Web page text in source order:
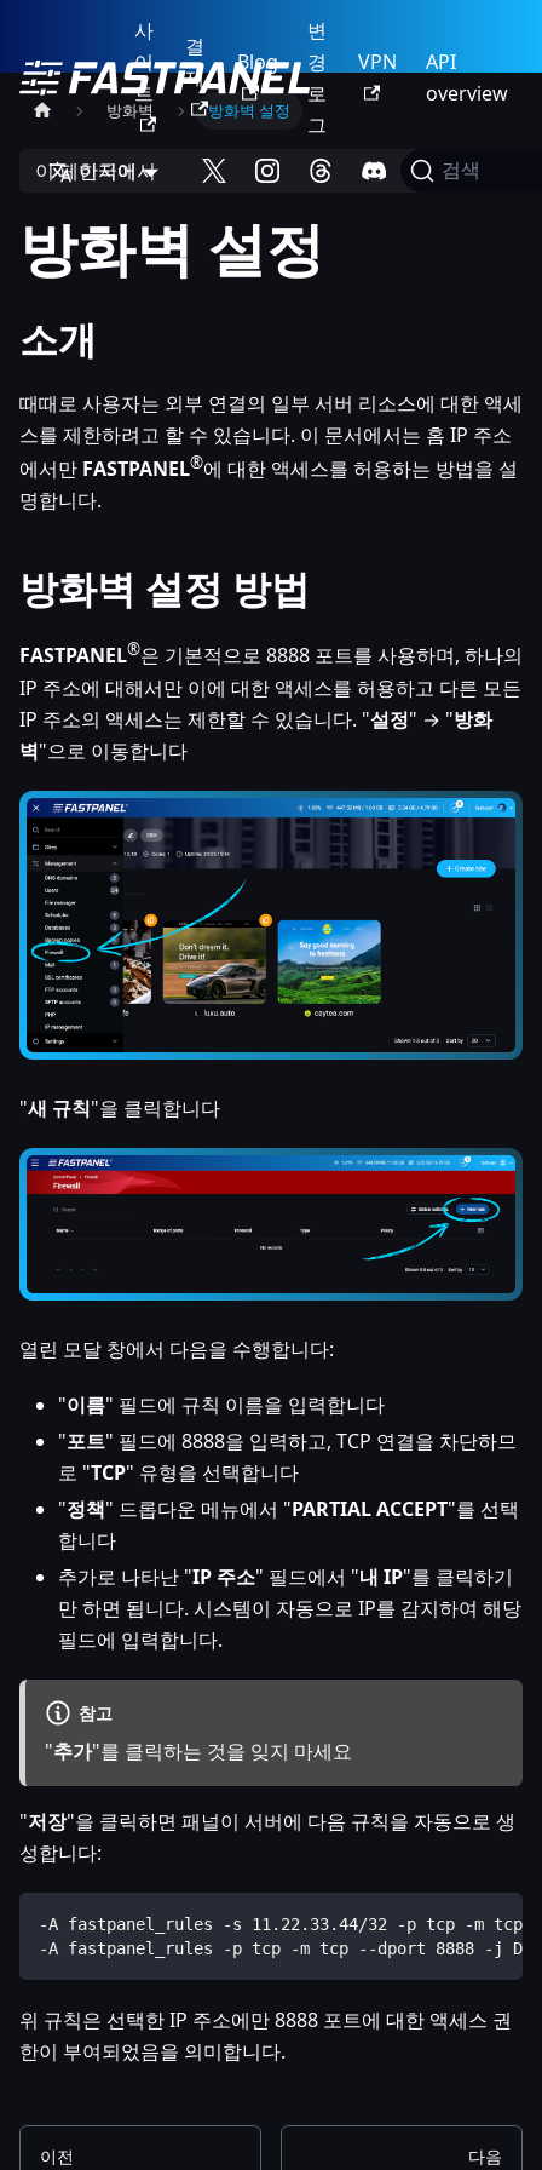
사
이
트
결
제
Blog
변
경
로
그
VPN
API
overview
한국어 검색
방화벽 방화벽 설정
이 페이지에서
방화벽 설정
소개
때때로 사용자는 외부 연결의 일부 서버 리소스에 대한 액세
스를 제한하려고 할 수 있습니다. 이 문서에서는 홈 IP 주소
에서만 FASTPANEL®에 대한 액세스를 허용하는 방법을 설
명합니다.
방화벽 설정 방법
FASTPANEL®은 기본적으로 8888 포트를 사용하며, 하나의
IP 주소에 대해서만 이에 대한 액세스를 허용하고 다른 모든
IP 주소의 액세스는 제한할 수 있습니다. "설정" → "방화
벽"으로 이동합니다
"새 규칙"을 클릭합니다
열린 모달 창에서 다음을 수행합니다:
"이름" 필드에 규칙 이름을 입력합니다
"포트" 필드에 8888을 입력하고, TCP 연결을 차단하므
로 "TCP" 유형을 선택합니다
"정책" 드롭다운 메뉴에서 "PARTIAL ACCEPT"를 선택
합니다
추가로 나타난 "IP 주소" 필드에서 "내 IP"를 클릭하기
만 하면 됩니다. 시스템이 자동으로 IP를 감지하여 해당
필드에 입력합니다.
참고
"추가"를 클릭하는 것을 잊지 마세요
"저장"을 클릭하면 패널이 서버에 다음 규칙을 자동으로 생
성합니다:
-A fastpanel_rules -s 11.22.33.44/32 -p tcp -m tcp --
-A fastpanel_rules -p tcp -m tcp --dport 8888 -j
위 규칙은 선택한 IP 주소에만 8888 포트에 대한 액세스 권
한이 부여되었음을 의미합니다.
이전 다음